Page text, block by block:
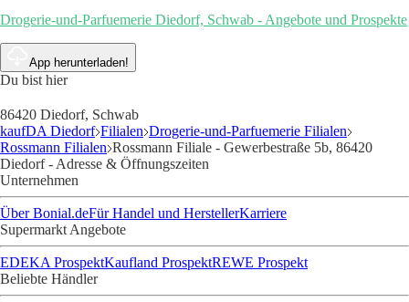
Drogerie-und-Parfuemerie Diedorf, Schwab - Angebote und Prospekte
App herunterladen!
Du bist hier
86420 Diedorf, Schwab
kaufDA Diedorf Filialen Drogerie-und-Parfuemerie Filialen
Rossmann Filialen Rossmann Filiale - Gewerbestraße 5b, 86420
Diedorf - Adresse & Öffnungszeiten
Unternehmen
Über Bonial.deFür Handel und HerstellerKarriere
Supermarkt Angebote
EDEKA ProspektKaufland ProspektREWE Prospekt
Beliebte Händler